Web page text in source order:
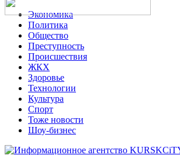
Экономика
Политика
Общество
Преступность
Происшествия
ЖКХ
Здоровье
Технологии
Культура
Спорт
Тоже новости
Шоу-бизнес